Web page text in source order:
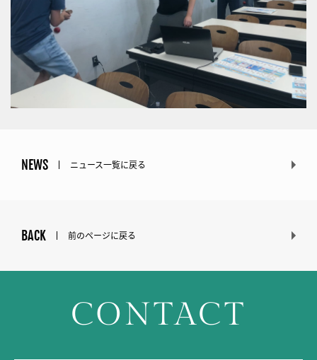
NEWS ニュース一覧に戻る
BACK 前のページに戻る
CONTACT